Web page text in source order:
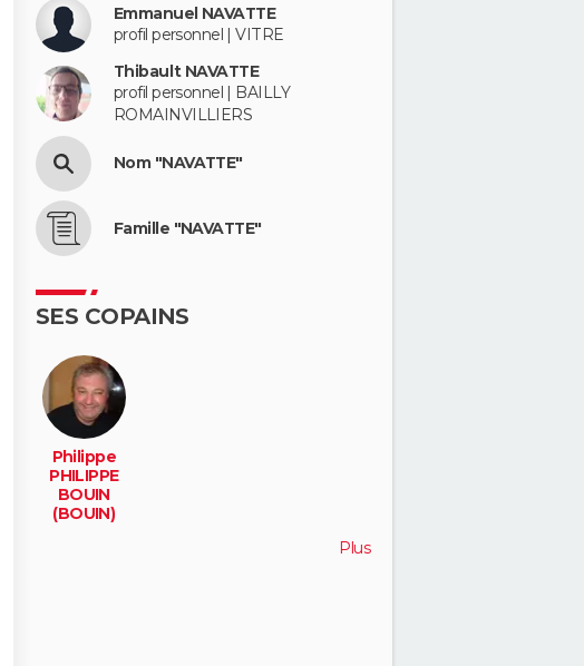
Emmanuel NAVATTE
profil personnel | VITRE
Thibault NAVATTE
profil personnel | BAILLY
ROMAINVILLIERS
Nom "NAVATTE"
Famille "NAVATTE"
SES COPAINS
Philippe
PHILIPPE
BOUIN
(BOUIN)
Plus